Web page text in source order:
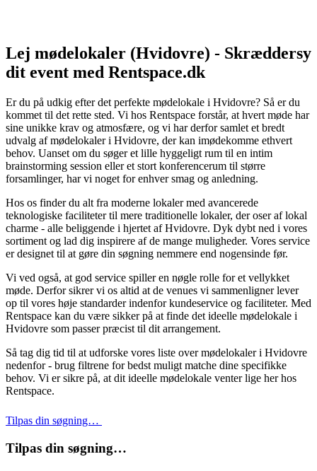
Lej mødelokaler (Hvidovre) - Skræddersy
dit event med Rentspace.dk
Er du på udkig efter det perfekte mødelokale i Hvidovre? Så er du
kommet til det rette sted. Vi hos Rentspace forstår, at hvert møde har
sine unikke krav og atmosfære, og vi har derfor samlet et bredt
udvalg af mødelokaler i Hvidovre, der kan imødekomme ethvert
behov. Uanset om du søger et lille hyggeligt rum til en intim
brainstorming session eller et stort konferencerum til større
forsamlinger, har vi noget for enhver smag og anledning.
Hos os finder du alt fra moderne lokaler med avancerede
teknologiske faciliteter til mere traditionelle lokaler, der oser af lokal
charme - alle beliggende i hjertet af Hvidovre. Dyk dybt ned i vores
sortiment og lad dig inspirere af de mange muligheder. Vores service
er designet til at gøre din søgning nemmere end nogensinde før.
Vi ved også, at god service spiller en nøgle rolle for et vellykket
møde. Derfor sikrer vi os altid at de venues vi sammenligner lever
op til vores høje standarder indenfor kundeservice og faciliteter. Med
Rentspace kan du være sikker på at finde det ideelle mødelokale i
Hvidovre som passer præcist til dit arrangement.
Så tag dig tid til at udforske vores liste over mødelokaler i Hvidovre
nedenfor - brug filtrene for bedst muligt matche dine specifikke
behov. Vi er sikre på, at dit ideelle mødelokale venter lige her hos
Rentspace.
Tilpas din søgning…
Tilpas din søgning…